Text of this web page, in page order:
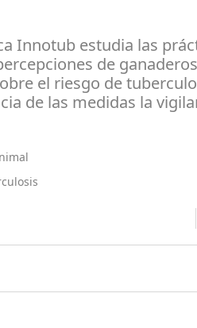
Innotub estudia las
de
el riesgo de
de las medidas la